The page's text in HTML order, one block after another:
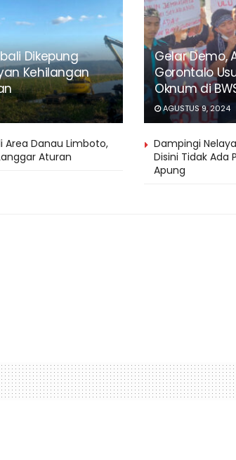
Dikepung
Kehilangan
Gelar Demo,
Gorontalo
Oknum di
AGUSTUS 9, 2024
Area Danau Limboto,
Aturan
Dampingi
Disini Tidak Ada
Apung